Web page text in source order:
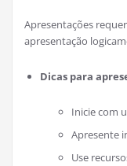
Apresentações
apresentação
Dicas para
Inicie com
Apresente
Use